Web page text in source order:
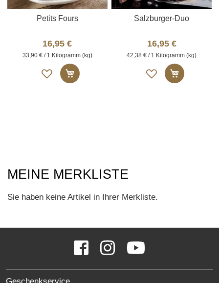
Petits Fours
16,95 €
33,90 € / 1 Kilogramm (kg)
Auf
die
In den Warenkorb
Salzburger-Duo
16,95 €
42,38 € / 1 Kilogramm (kg)
Auf
die
In den
MEINE MERKLISTE
Sie haben keine Artikel in Ihrer Merkliste.
LINKS
FacebookInstagramYouTube
SITE